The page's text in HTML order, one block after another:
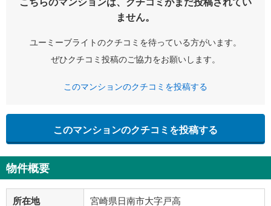
ません。
ユーミーブライトのクチコミを待っている方がいます。
ぜひクチコミ投稿のご協力をお願いします。
このマンションのクチコミを投稿する
このマンションのクチコミを投稿する
物件概要
所在地 宮崎県日南市大字戸高